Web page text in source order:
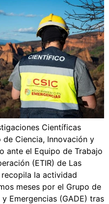
Científicas
Ciencia, Innovación y
ante el Equipo de Trabajo
(ETIR) de Las
la actividad
meses por el Grupo de
Emergencias (GADE) tras